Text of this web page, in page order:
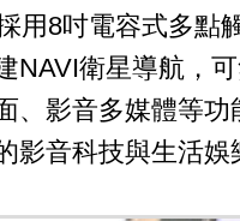
用8吋電容式多點
NAVI衛星導航，
、影音多媒體等
影音科技與生活娛